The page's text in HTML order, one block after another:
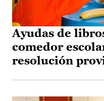
Ayudas de
comedor
resolución